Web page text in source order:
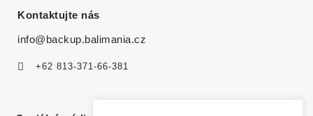
Kontaktujte nás
info@backup.balimania.cz
+62 813-371-66-381